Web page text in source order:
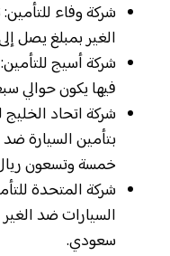
شركة وفاء
الغير بمبلغ يصل
شركة أسيج
فيها يكون حوالي
شركة اتحاد
بتأمين السيارة ضد
خمسة وتسعون
شركة المتحدة
السيارات ضد
سعودي.